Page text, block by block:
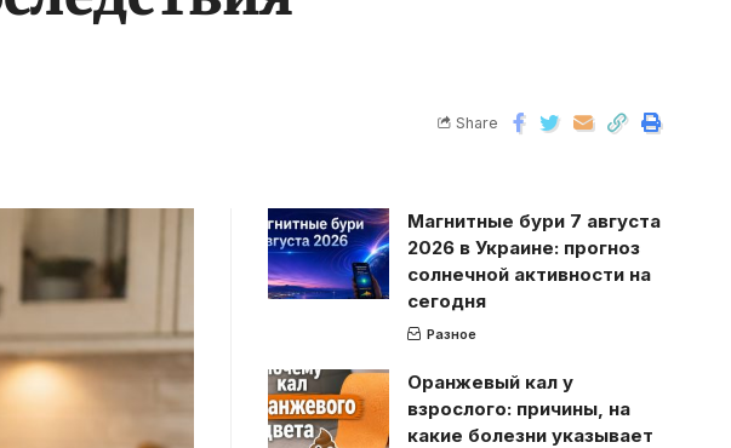
Share
Магнитные бури 7 августа
2026 в Украине: прогноз
солнечной активности на
сегодня
Разное
Оранжевый кал у
взрослого: причины, на
какие болезни указывает